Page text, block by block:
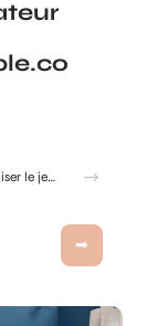
Gobelet Personnalisé anniversaire pour entreprise : animer un anniversaire de marque